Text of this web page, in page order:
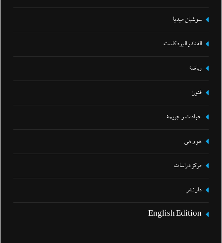
سوشيال ميديا
القناة و البودكاست
رياضة
فنون
حوادث و جريمة
هو و هي
مركز دراسات
دار نشر
English Edition